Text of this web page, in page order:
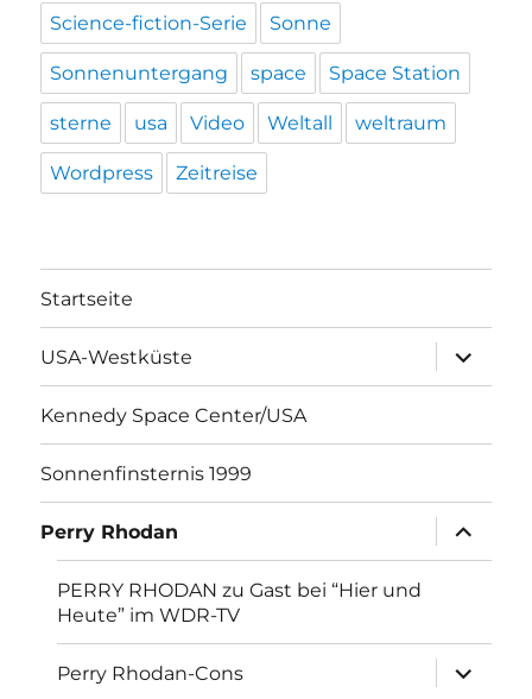
Science-fiction-Serie Sonne
Sonnenuntergang space Space Station
sterne usa Video Weltall weltraum
Wordpress Zeitreise
Startseite
USA-Westküste
öffnen
Kennedy Space Center/USA
Sonnenfinsternis 1999
Perry Rhodan
öffnen
PERRY RHODAN zu Gast bei “Hier und
Heute” im WDR-TV
Perry Rhodan-Cons
öffnen